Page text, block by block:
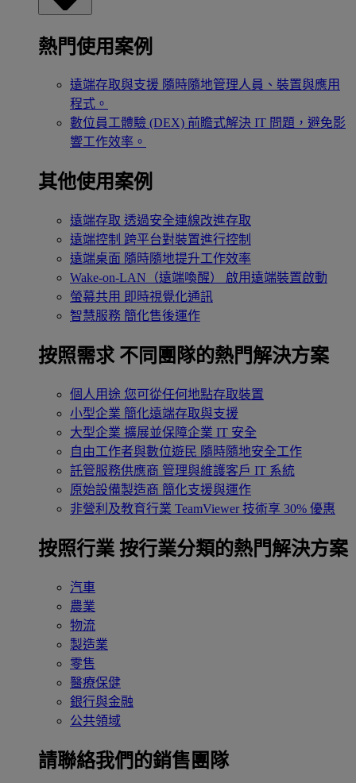
熱門使用案例
遠端存取與支援 隨時隨地管理人員、裝置與應用
程式。
數位員工體驗 (DEX) 前瞻式解決 IT 問題，避免影
響工作效率。
其他使用案例
遠端存取 透過安全連線改進存取
遠端控制 跨平台對裝置進行控制
遠端桌面 隨時隨地提升工作效率
Wake-on-LAN（遠端喚醒）
啟用遠端裝置啟動
螢幕共用 即時視覺化通訊
智慧服務 簡化售後運作
按照需求 不同團隊的熱門解決方案
個人用途 您可從任何地點存取裝置
小型企業 簡化遠端存取與支援
大型企業 擴展並保障企業 IT 安全
自由工作者與數位遊民 隨時隨地安全工作
託管服務供應商 管理與維護客戶 IT 系統
原始設備製造商 簡化支援與運作
非營利及教育行業 TeamViewer 技術享 30% 優惠
按照行業 按行業分類的熱門解決方案
汽車
農業
物流
製造業
零售
醫療保健
銀行與金融
公共領域
請聯絡我們的銷售團隊